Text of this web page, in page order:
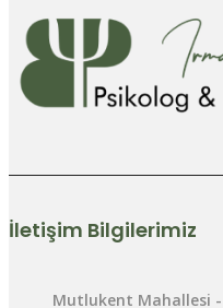
İletişim Bilgilerimiz
Mutlukent Mahallesi -